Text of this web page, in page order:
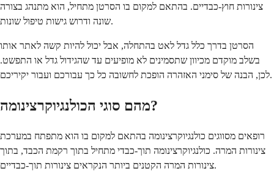
צינורות חוץ-כבדיים. בהתאם למקום בו הסרטן מתחיל, הוא מתנהג בצורה
שונה ודרוש גישות טיפול שונות.
הסרטן בדרך כלל גדל לאט בהתחלה, אבל יכול להיות קשה לאתר אותו
בשלב מוקדם מכיוון שתסמינים לא מופיעים עד שהגידול גדל או התפשט.
לכן, הבנה של סימני האזהרה הופכת לחשובה כל כך עבורכם ועבור יקיריכם.
מהם סוגי הכולנגיוקרצינומה?
רופאים מסווגים כולנגיוקרצינומה בהתאם למקום בו הוא מתפתח במערכת
צינורות המרה. כולנגיוקרצינומה תוך-כבדי מתחיל בתוך רקמת הכבד, בתוך
צינורות המרה הקטנים ביותר הנקראים צינורות תוך-כבדיים.